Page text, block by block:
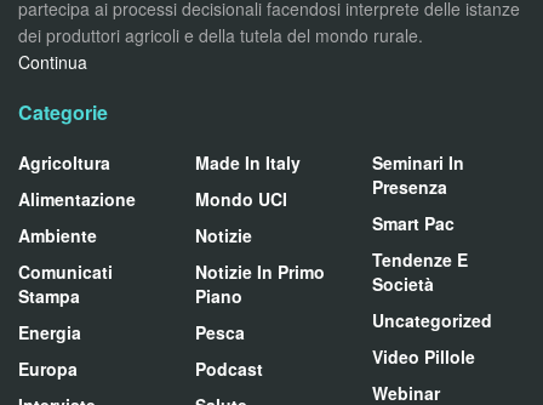
partecipa ai processi decisionali facendosi interprete delle istanze
dei produttori agricoli e della tutela del mondo rurale.
Continua
Categorie
Agricoltura
Alimentazione
Ambiente
Comunicati
Stampa
Energia
Europa
Made In Italy
Mondo UCI
Notizie
Notizie In Primo
Piano
Pesca
Podcast
Seminari In
Presenza
Smart Pac
Tendenze E
Società
Uncategorized
Video Pillole
Webinar